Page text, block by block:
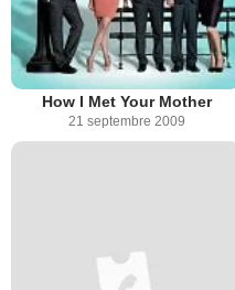
How I Met Your Mother
21 septembre 2009